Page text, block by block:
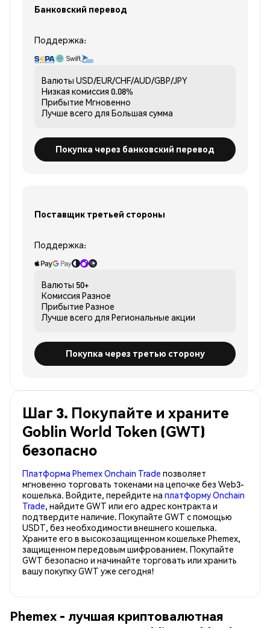
Банковский перевод
Поддержка:
Валюты USD/EUR/CHF/AUD/GBP/JPY
Низкая комиссия 0.08%
Прибытие Мгновенно
Лучше всего для Большая сумма
Покупка через банковский перевод
Поставщик третьей стороны
Поддержка:
Валюты 50+
Комиссия Разное
Прибытие Разное
Лучше всего для Региональные акции
Покупка через третью сторону
Шаг 3. Покупайте и храните
Goblin World Token (GWT)
безопасно
Платформа Phemex Onchain Trade позволяет
мгновенно торговать токенами на цепочке без Web3-
кошелька. Войдите, перейдите на платформу Onchain
Trade, найдите GWT или его адрес контракта и
подтвердите наличие. Покупайте GWT с помощью
USDT, без необходимости внешнего кошелька.
Храните его в высокозащищенном кошельке Phemex,
защищенном передовым шифрованием. Покупайте
GWT безопасно и начинайте торговать или хранить
вашу покупку GWT уже сегодня!
Phemex - лучшая криптовалютная